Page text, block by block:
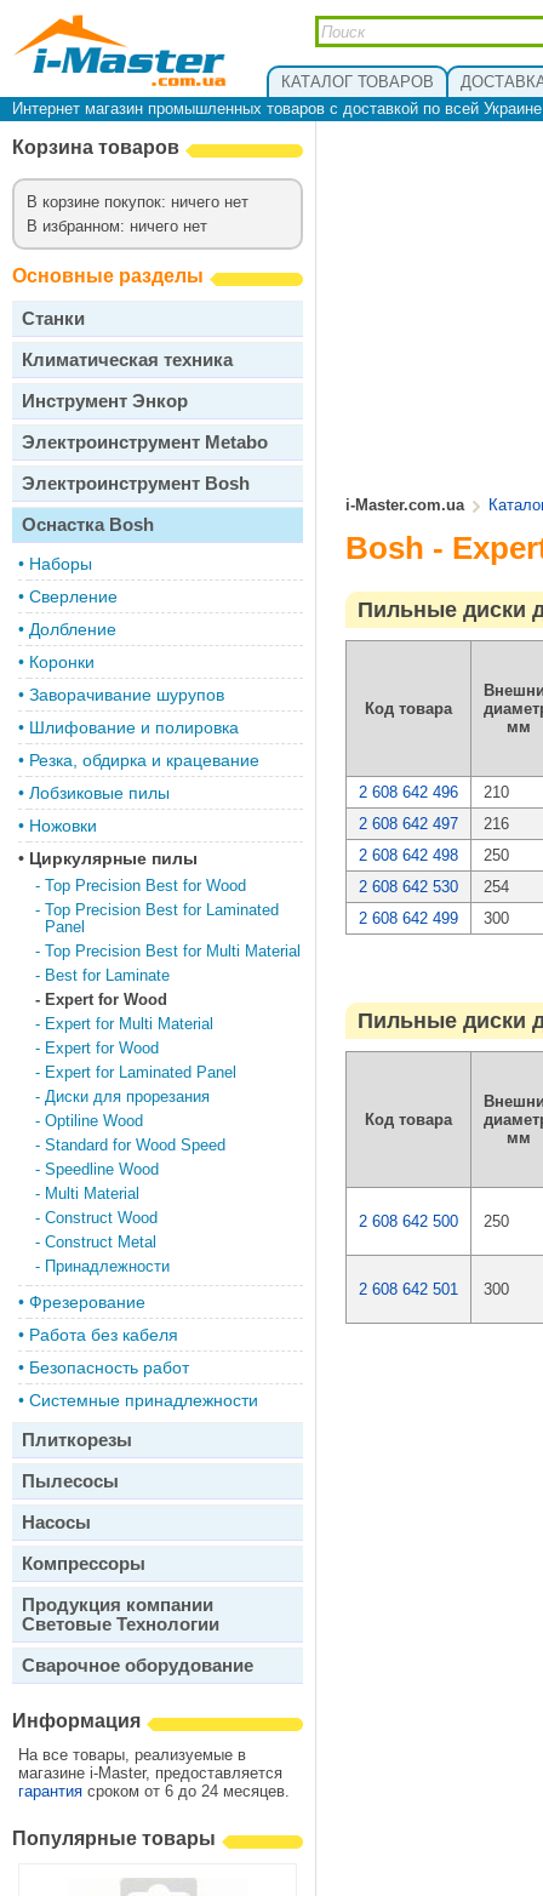
КАТАЛОГ ТОВАРОВ
Интернет магазин промышленных товаров с доставкой по всей
Корзина товаров
В корзине покупок: ничего нет
В избранном: ничего нет
Основные разделы
Станки
Климатическая техника
Инструмент Энкор
Электроинструмент Metabo
Электроинструмент Bosh
Оснастка Bosh
• Наборы
• Сверление
• Долбление
• Коронки
• Заворачивание шурупов
• Шлифование и полировка
• Резка, обдирка и крацевание
• Лобзиковые пилы
• Ножовки
• Циркулярные пилы
- Top Precision Best for Wood
- Top Precision Best for Laminated
Panel
- Top Precision Best for Multi Material
- Best for Laminate
- Expert for Wood
- Expert for Multi Material
- Expert for Wood
- Expert for Laminated Panel
- Диски для прорезания
- Optiline Wood
- Standard for Wood Speed
- Speedline Wood
- Multi Material
- Construct Wood
- Construct Metal
- Принадлежности
• Фрезерование
• Работа без кабеля
• Безопасность работ
• Системные принадлежности
Плиткорезы
Пылесосы
Насосы
Компрессоры
Продукция компании
Световые Технологии
Сварочное оборудование
Информация
На все товары, реализуемые в
магазине i-Master, предоставляется
гарантия сроком от 6 до 24 месяцев.
Популярные товары
i-Master.com.ua
Bosh -
Пильные диски
Код товара
мм
2 608 642 496
210
2 608 642 497
216
2 608 642 498
250
2 608 642 530
254
2 608 642 499
300
Пильные диски
Код товара
мм
2 608 642 500 250
2 608 642 501 300